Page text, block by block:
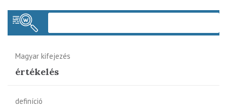
Magyar kifejezés
értékelés
definíció